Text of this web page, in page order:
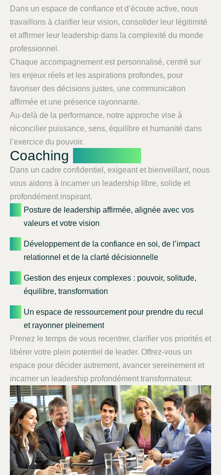
Dans un espace de confiance et d’écoute active, nous
travaillons à clarifier leur vision, consolider leur légitimité
et affirmer leur leadership dans la complexité du monde
professionnel.
Chaque accompagnement est personnalisé, centré sur
les enjeux réels et les aspirations profondes, pour
favoriser des décisions justes, une communication
affirmée et une présence rayonnante.
Au-delà de la performance, notre approche vise à
réconcilier puissance, sens, équilibre et humanité dans
l’exercice du pouvoir.
Coaching
Dans un cadre confidentiel, exigeant et bienveillant, nous
vous aidons à incarner un leadership libre, solide et
profondément inspirant.
Posture de leadership affirmée, alignée avec vos
valeurs et votre vision
Développement de la confiance en soi, de l’impact
relationnel et de la clarté décisionnelle
Gestion des enjeux complexes : pouvoir, solitude,
équilibre, transformation
Un espace de ressourcement pour prendre du recul
et rayonner pleinement
Prenez le temps de vous recentrer, clarifier vos priorités et
libérer votre plein potentiel de leader. Offrez-vous un
espace pour décider autrement, avancer sereinement et
incarner un leadership profondément transformateur.